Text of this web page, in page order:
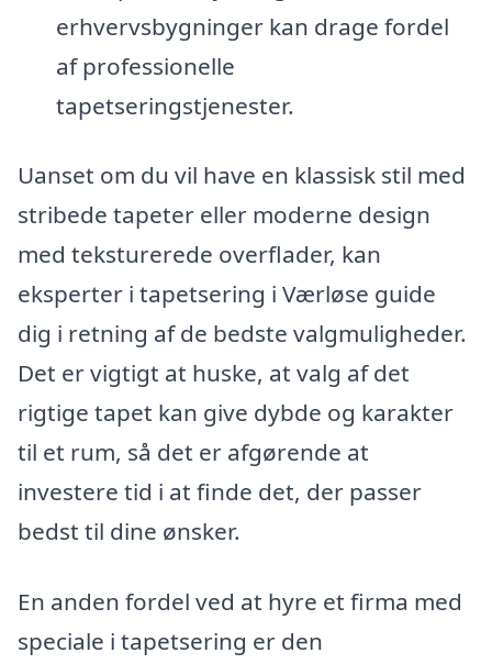
erhvervsbygninger kan drage fordel
af professionelle
tapetseringstjenester.
Uanset om du vil have en klassisk stil med
stribede tapeter eller moderne design
med teksturerede overflader, kan
eksperter i tapetsering i Værløse guide
dig i retning af de bedste valgmuligheder.
Det er vigtigt at huske, at valg af det
rigtige tapet kan give dybde og karakter
til et rum, så det er afgørende at
investere tid i at finde det, der passer
bedst til dine ønsker.
En anden fordel ved at hyre et firma med
speciale i tapetsering er den